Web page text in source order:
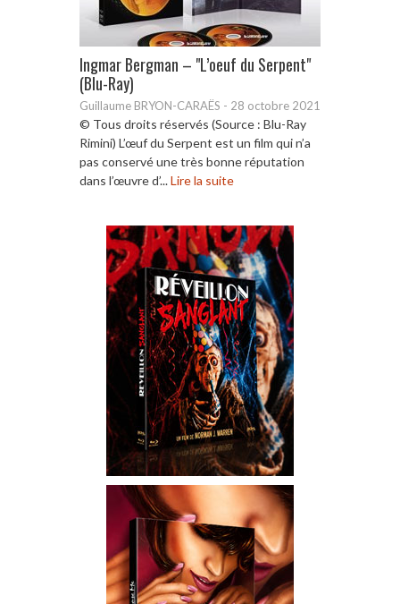
Ingmar Bergman – "L’oeuf du Serpent"
(Blu-Ray)
Guillaume BRYON-CARAËS - 28 octobre 2021
© Tous droits réservés (Source : Blu-Ray
Rimini) L’œuf du Serpent est un film qui n’a
pas conservé une très bonne réputation
dans l’œuvre d’...Lire la suite